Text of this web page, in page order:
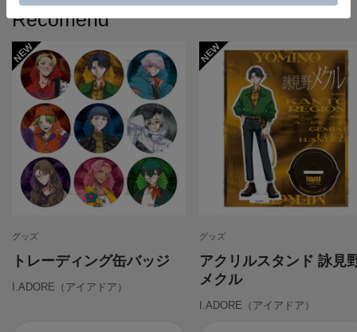
Recomend
グッズ
トレーディング缶バッジ
I.ADORE（アイアドア）
グッズ
アクリルスタンド 詠見
メクル
I.ADORE（アイアドア）